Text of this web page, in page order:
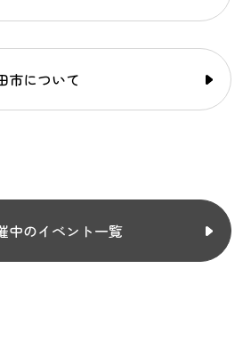
市について
中のイベント一覧